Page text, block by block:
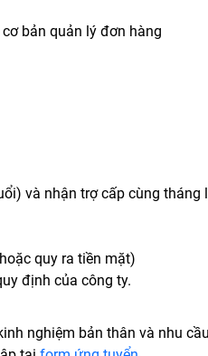
bản quản lý đơn hàng
và nhận trợ cấp cùng tháng
quy ra tiền mặt)
định của công ty.
nghiệm bản thân và nhu